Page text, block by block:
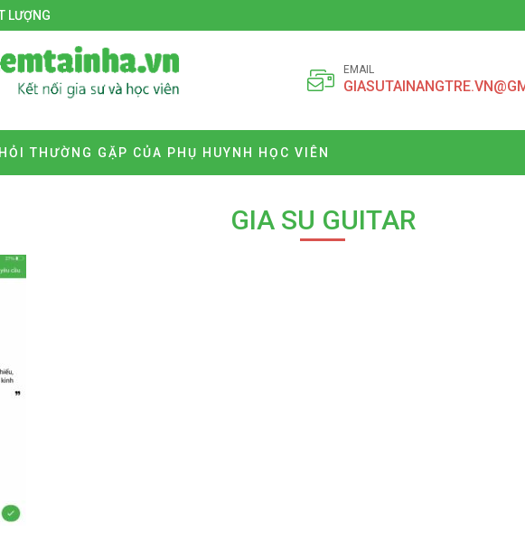
LƯỢNG
EMAIL
THƯỜNG GẶP CỦA PHỤ HUYNH HỌC VIÊN
GIA SU GUITAR